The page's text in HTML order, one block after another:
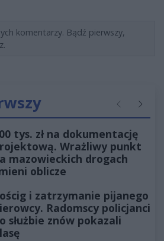
komentarzy. Bądź pierwszy,
Poprzednie
tys. zł na dokumentację
Wrażliwy punkt
mazowieckich drogach
oblicze
i zatrzymanie pijanego
Radomscy policjanci
służbie znów pokazali